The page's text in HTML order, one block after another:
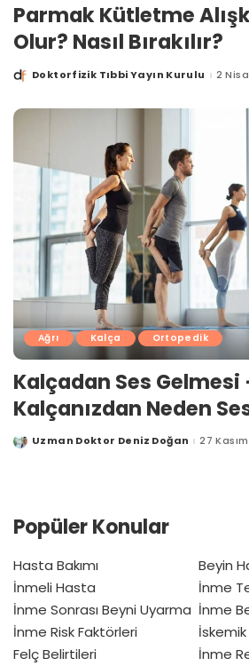
Parmak Kütletme
Olur? Nasıl Bırakılır?
PostedDoktorfizik Tıbbi Yayın Kurulu 2
Ağrı Kalça Ortopedik
Kalçadan Ses Gelmesi
Kalçanızdan Neden
PostedUzman Doktor Deniz Doğan 27
Popüler Konular
Hasta Bakımı
İnmeli Hasta
İnme Sonrası Beyni Uyarma
İnme Risk Faktörleri
Felç Belirtileri
Beyin
İnme
İnme
İnme